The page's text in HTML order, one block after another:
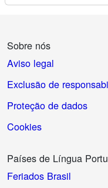
Sobre nós
Aviso legal
Exclusão de
Proteção de dados
Cookies
Países de Língua
Feriados Brasil